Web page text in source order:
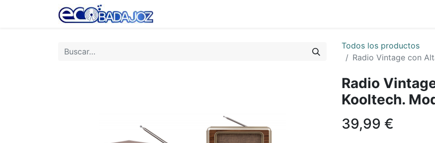
Todos los productos
Radio Vintage con
Radio
Kooltech.
39,99 €